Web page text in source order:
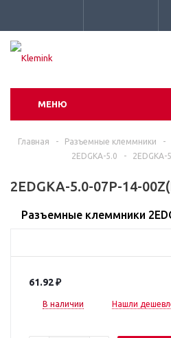
МЕНЮ
Главная - Разъемные клеммники -
2EDGKA-5.0
- 2EDGKA-
2EDGKA-5.0-07P-14-
Разъемные клеммники
61.92₽
В наличии Нашли